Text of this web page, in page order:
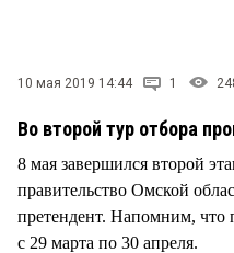
10 мая 2019 14:44 1
Во второй тур отбора
8 мая завершился второй
правительство Омской
претендент. Напомним, что
с 29 марта по 30 апреля.